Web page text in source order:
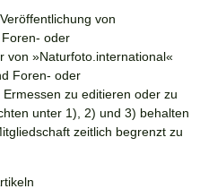
von
oder
von »Naturfoto.international«
Foren- oder
zu editieren oder zu
unter 1), 2) und 3) behalten
zeitlich begrenzt zu